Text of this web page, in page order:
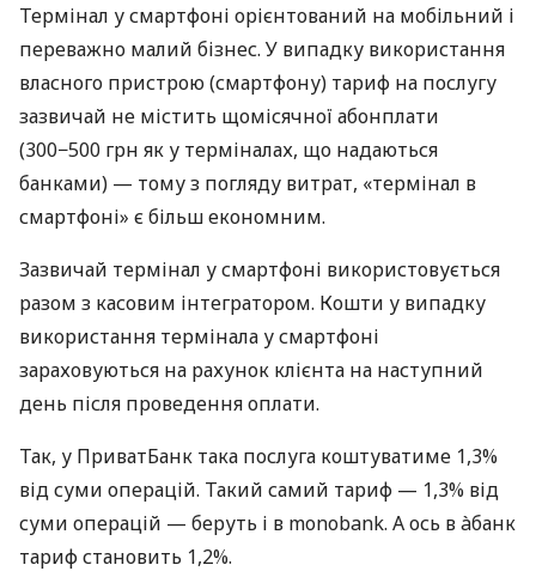
Термінал у смартфоні орієнтований на мобільний і
переважно малий бізнес. У випадку використання
власного пристрою (смартфону) тариф на послугу
зазвичай не містить щомісячної абонплати
(300−500 грн як у терміналах, що надаються
банками) — тому з погляду витрат, «термінал в
смартфоні» є більш економним.
Зазвичай термінал у смартфоні використовується
разом з касовим інтегратором. Кошти у випадку
використання термінала у смартфоні
зараховуються на рахунок клієнта на наступний
день після проведення оплати.
Так, у ПриватБанк така послуга коштуватиме 1,3%
від суми операцій. Такий самий тариф — 1,3% від
суми операцій — беруть і в monobank. А ось в àбанк
тариф становить 1,2%.